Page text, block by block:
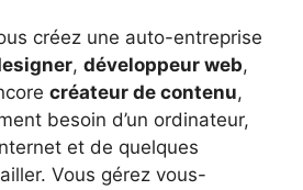
créez une auto-entreprise
, développeur web,
créateur de contenu,
besoin d’un ordinateur,
et de quelques
Vous gérez vous-